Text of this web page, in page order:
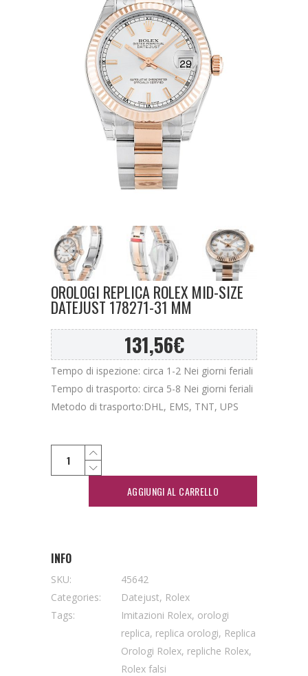
OROLOGI REPLICA ROLEX MID-SIZE
DATEJUST 178271-31 MM
131,56€
Tempo di ispezione: circa 1-2 Nei giorni feriali
Tempo di trasporto: circa 5-8 Nei giorni feriali
Metodo di trasporto:DHL, EMS, TNT, UPS
AGGIUNGI AL CARRELLO
INFO
SKU:
45642
Categories:
Datejust, Rolex
Tags:
Imitazioni Rolex, orologi
replica, replica orologi, Replica
Orologi Rolex, repliche Rolex,
Rolex falsi